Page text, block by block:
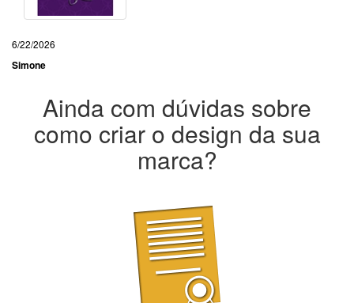
6/22/2026
Simone
Ainda com dúvidas sobre
como criar o design da sua
marca?